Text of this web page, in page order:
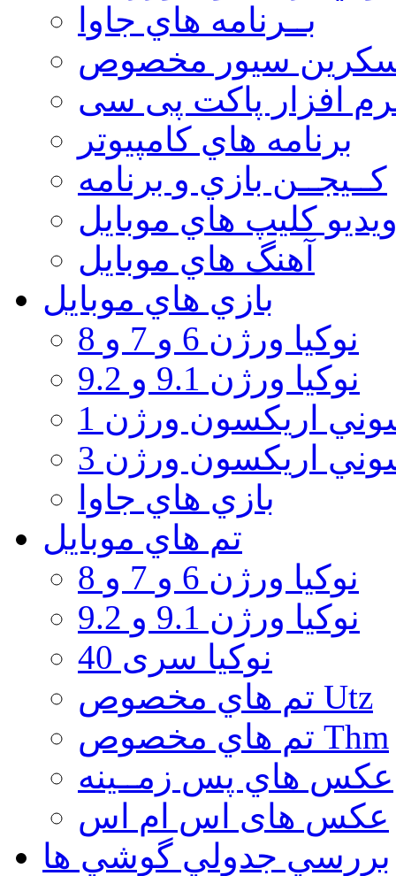
بــرنامه هاي جاوا
سيور مخصوص
افزار پاکت پی سی
برنامه هاي كامپيوتر
كــيجــن بازي و برنامه
كليپ هاي موبايل
آهنگ هاي موبايل
بازي هاي موبايل
نوكيا ورژن 6 و 7 و 8
نوكيا ورژن 9.1 و 9.2
اريكسون ورژن 1
اريكسون ورژن 3
بازي هاي جاوا
تم هاي موبايل
نوكيا ورژن 6 و 7 و 8
نوكيا ورژن 9.1 و 9.2
نوکیا سری 40
تم هاي مخصوص Utz
تم هاي مخصوص Thm
عكس هاي پس زمــينه
عكس های اس ام اس
بررسي جدولي گوشي ها